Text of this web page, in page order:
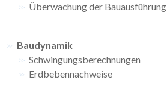
Überwachung der Bauausführung
Baudynamik
Schwingungsberechnungen
Erdbebennachweise